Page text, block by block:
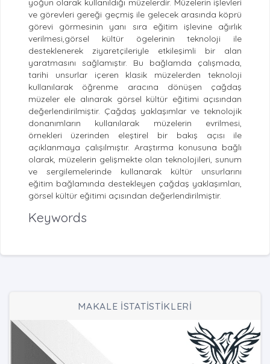
yoğun olarak kullanıldığı müzelerdir. Müzelerin işlevleri
ve görevleri gereği geçmiş ile gelecek arasında köprü
görevi görmesinin yanı sıra eğitim işlevine ağırlık
verilmesi,görsel kültür ögelerinin teknoloji ile
desteklenerek ziyaretçileriyle etkileşimli bir alan
yaratmasını sağlamıştır. Bu bağlamda çalışmada,
tarihi unsurlar içeren klasik müzelerden teknoloji
kullanılarak öğrenme aracına dönüşen çağdaş
müzeler ele alınarak görsel kültür eğitimi açısından
değerlendirilmiştir. Çağdaş yaklaşımlar ve teknolojik
donanımların kullanılarak müzelerin evrilmesi,
örnekleri üzerinden eleştirel bir bakış açısı ile
açıklanmaya çalışılmıştır. Araştırma konusuna bağlı
olarak, müzelerin gelişmekte olan teknolojileri, sunum
ve sergilemelerinde kullanarak kültür unsurlarını
eğitim bağlamında destekleyen çağdaş yaklaşımları,
görsel kültür eğitimi açısından değerlendirilmiştir.
Keywords
MAKALE İSTATİSTİKLERİ